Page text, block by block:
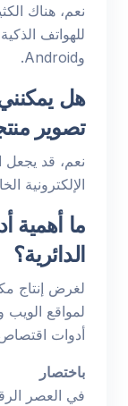
نعم، هناك
وAndroid.
هل
تصوير
نعم، قد
الإلكترونية
ما أهمية
الدائرية؟
لغرض إنتاج
لمواقع الويب
أدوات
باختصار
في العصر